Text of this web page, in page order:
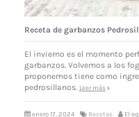
Receta de garbanzos
El invierno es el momento
garbanzos. Volvemos a los
proponemos tiene como
pedrosillanos. Leer más
enero 17, 2024 Recetas El